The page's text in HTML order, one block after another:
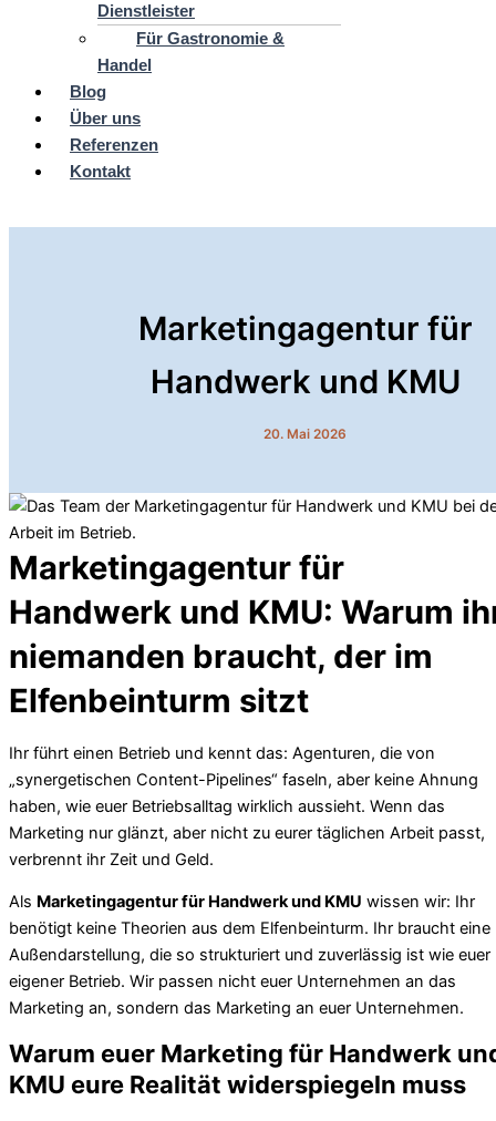
Dienstleister
Für Gastronomie &
Handel
Blog
Über uns
Referenzen
Kontakt
Marketingagentur für
Handwerk und KMU
20. Mai 2026
Marketingagentur für
Handwerk und KMU: Warum
niemanden braucht, der im
Elfenbeinturm sitzt
Ihr führt einen Betrieb und kennt das: Agenturen, die von
„synergetischen Content-Pipelines“ faseln, aber keine Ahnung
haben, wie euer Betriebsalltag wirklich aussieht. Wenn das
Marketing nur glänzt, aber nicht zu eurer täglichen Arbeit passt,
verbrennt ihr Zeit und Geld.
Als Marketingagentur für Handwerk und KMU wissen wir: Ihr
benötigt keine Theorien aus dem Elfenbeinturm. Ihr braucht eine
Außendarstellung, die so strukturiert und zuverlässig ist wie euer
eigener Betrieb. Wir passen nicht euer Unternehmen an das
Marketing an, sondern das Marketing an euer Unternehmen.
Warum euer Marketing für Handwerk
KMU eure Realität widerspiegeln muss